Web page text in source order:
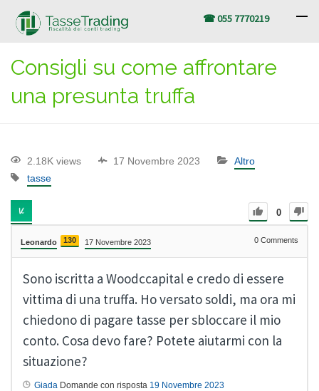
☎ 055 7770219
Consigli su come affrontare
una presunta truffa
2.18K views 17 Novembre 2023
Altro
tasse
0
Leonardo 130 17 Novembre 2023 0 Comments
Sono iscritta a Woodccapital e credo di essere
vittima di una truffa. Ho versato soldi, ma ora mi
chiedono di pagare tasse per sbloccare il mio
conto. Cosa devo fare? Potete aiutarmi con la
situazione?
Giada Domande con risposta 19 Novembre 2023